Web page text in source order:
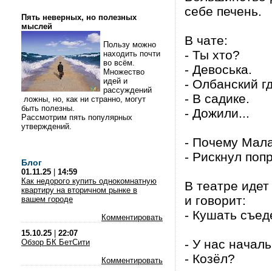
Пять неверных, но полезных
мыслей
Пользу можно
находить почти
во всём.
Множество
идей и
рассуждений
ложны, но, как ни странно, могут
быть полезны.
Рассмотрим пять популярных
утверждений.
Блог
01.11.25
14:59
Как недорого купить однокомнатную
квартиру на вторичном рынке в
вашем городе
Комментировать
15.10.25
22:07
Обзор БК БетСити
Комментировать
себе печень.
В чате:
- Ты хто?
- Девоська.
- Олбанский
- В садике.
- Дожили...
- Почему
- Рискнул
В театре
и говорит:
- Кушать
- У нас
- Козёл?